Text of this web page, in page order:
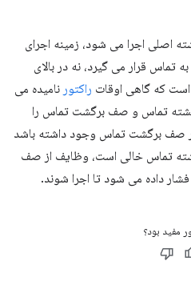
اصلی اجرا می شود، زمینه اجرای
قرار می گیرد، نه در بالای
که گاهی اوقات راکتور نامیده می
تماس و صف برگشت تماس را
صف برگشت تماس وجود داشته باشد
تماس خالی است، وظایف از صف
داده می شود تا اجرا شوند.
مفید بود؟